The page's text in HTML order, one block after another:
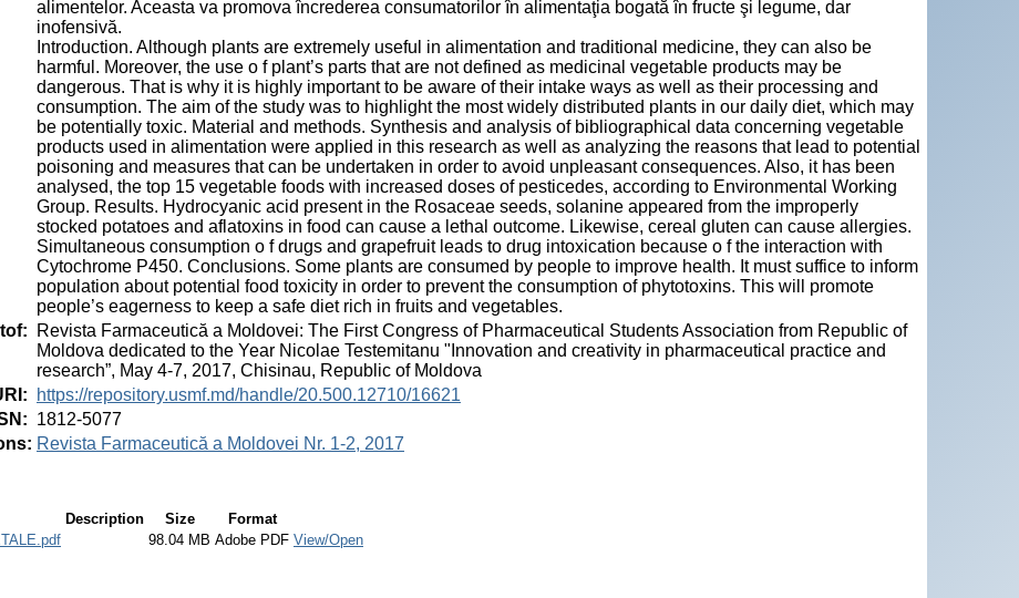
alimentelor. Aceasta va promova încrederea consumatorilor în alimentaţia bogată în fructe şi legume, dar
inofensivă.
Introduction. Although plants are extremely useful in alimentation and traditional medicine, they can also be
harmful. Moreover, the use o f plant’s parts that are not defined as medicinal vegetable products may be
dangerous. That is why it is highly important to be aware of their intake ways as well as their processing and
consumption. The aim of the study was to highlight the most widely distributed plants in our daily diet, which may
be potentially toxic. Material and methods. Synthesis and analysis of bibliographical data concerning vegetable
products used in alimentation were applied in this research as well as analyzing the reasons that lead to potential
poisoning and measures that can be undertaken in order to avoid unpleasant consequences. Also, it has been
analysed, the top 15 vegetable foods with increased doses of pesticedes, according to Environmental Working
Group. Results. Hydrocyanic acid present in the Rosaceae seeds, solanine appeared from the improperly
stocked potatoes and aflatoxins in food can cause a lethal outcome. Likewise, cereal gluten can cause allergies.
Simultaneous consumption o f drugs and grapefruit leads to drug intoxication because o f the interaction with
Cytochrome P450. Conclusions. Some plants are consumed by people to improve health. It must suffice to inform
population about potential food toxicity in order to prevent the consumption of phytotoxins. This will promote
people’s eagerness to keep a safe diet rich in fruits and vegetables.
:
Revista Farmaceutică a Moldovei: The First Congress of Pharmaceutical Students Association from Republic of
Moldova dedicated to the Year Nicolae Testemitanu "Innovation and creativity in pharmaceutical practice and
research”, May 4-7, 2017, Chisinau, Republic of Moldova
:
https://repository.usmf.md/handle/20.500.12710/16621
: 1812-5077
Revista Farmaceutică a Moldovei Nr. 1-2, 2017
Description Size
Format
98.04 MB Adobe PDF View/Open